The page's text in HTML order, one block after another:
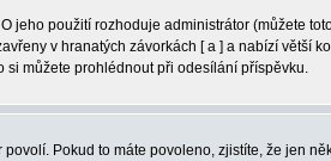
jeho použití rozhoduje administrátor (můžete
v hranatých závorkách [ a ] a nabízí větší
si můžete prohlédnout při odesílání příspěvku.
Pokud to máte povoleno, zjistíte, že jen